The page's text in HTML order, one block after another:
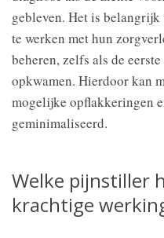
gebleven. Het is
te werken met hun
beheren, zelfs als de
opkwamen. Hierdoor kan
mogelijke opflakkeringen
geminimaliseerd.
Welke pijnstiller
krachtige